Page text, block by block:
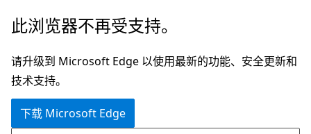
跳
主
要
内
此浏览器不再受支持。
请升级到 Microsoft Edge 以使用最新的功能、安全更新和
技术支持。
下载 Microsoft Edge